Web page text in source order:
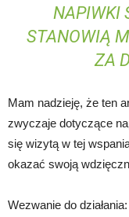
NAPIWKI
STANOWIĄ
ZA
Mam nadzieję, że ten
zwyczaje dotyczące
się wizytą w tej
okazać swoją
Wezwanie do